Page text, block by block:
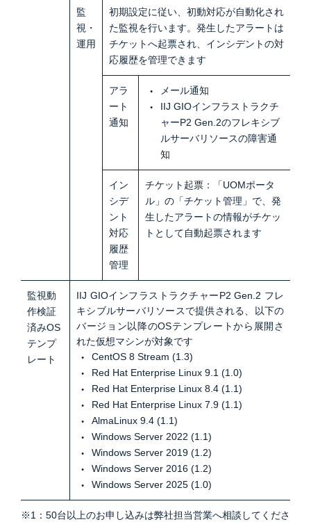
監
視・
運用
初期設定に従い、初動対応が自動化され
た監視を行います。発生したアラートは
チケットへ起票され、インシデントの対
応履歴を管理できます
アラ
ート
通知
メール通知
IIJ GIOインフラストラクチ
ャーP2 Gen.2のフレキシブ
ルサーバリソースの障害通
知
イン
シデ
ント
対応
履歴
管理
チケット起票：「UOMポータ
ル」の「チケット管理」で、発
生したアラートの情報がチケッ
トとして自動起票されます
監視動
作検証
済みOS
テンプ
レート
IIJ GIOインフラストラクチャーP2 Gen.2 フレ
キシブルサーバリソースで提供される、以下の
バージョン以降のOSテンプレートから展開さ
れた仮想マシンが対象です
CentOS 8 Stream (1.3)
Red Hat Enterprise Linux 9.1 (1.0)
Red Hat Enterprise Linux 8.4 (1.1)
Red Hat Enterprise Linux 7.9 (1.1)
AlmaLinux 9.4 (1.1)
Windows Server 2022 (1.1)
Windows Server 2019 (1.2)
Windows Server 2016 (1.2)
Windows Server 2025 (1.0)
※1：50台以上のお申し込みは弊社担当営業へ相談してくださ